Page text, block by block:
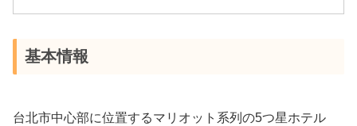
基本情報
台北市中心部に位置するマリオット系列の5つ星ホテル